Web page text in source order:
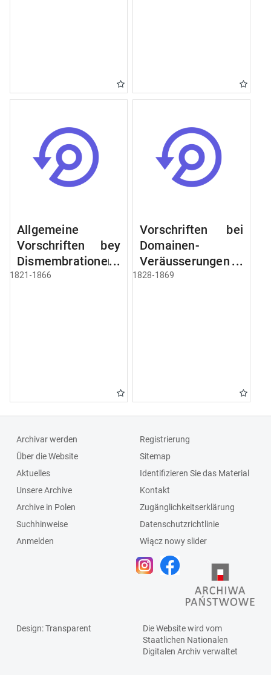
Allgemeine
Vorschriften bey
Dismembrationen
Domainen-
1821-1866
Vorschriften bei
Domainen-
Veräusserungen
und
1828-1869
Archivar werden
Über die Website
Aktuelles
Unsere Archive
Archive in Polen
Suchhinweise
Anmelden
Registrierung
Sitemap
Identifizieren Sie das Material
Kontakt
Zugänglichkeitserklärung
Datenschutzrichtlinie
Włącz nowy slider
Design: Transparent
Die Website wird vom
Staatlichen Nationalen
Digitalen Archivverwaltet